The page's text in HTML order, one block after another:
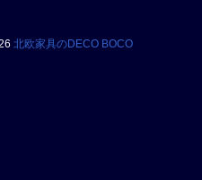
北欧家具のDECO BOCO